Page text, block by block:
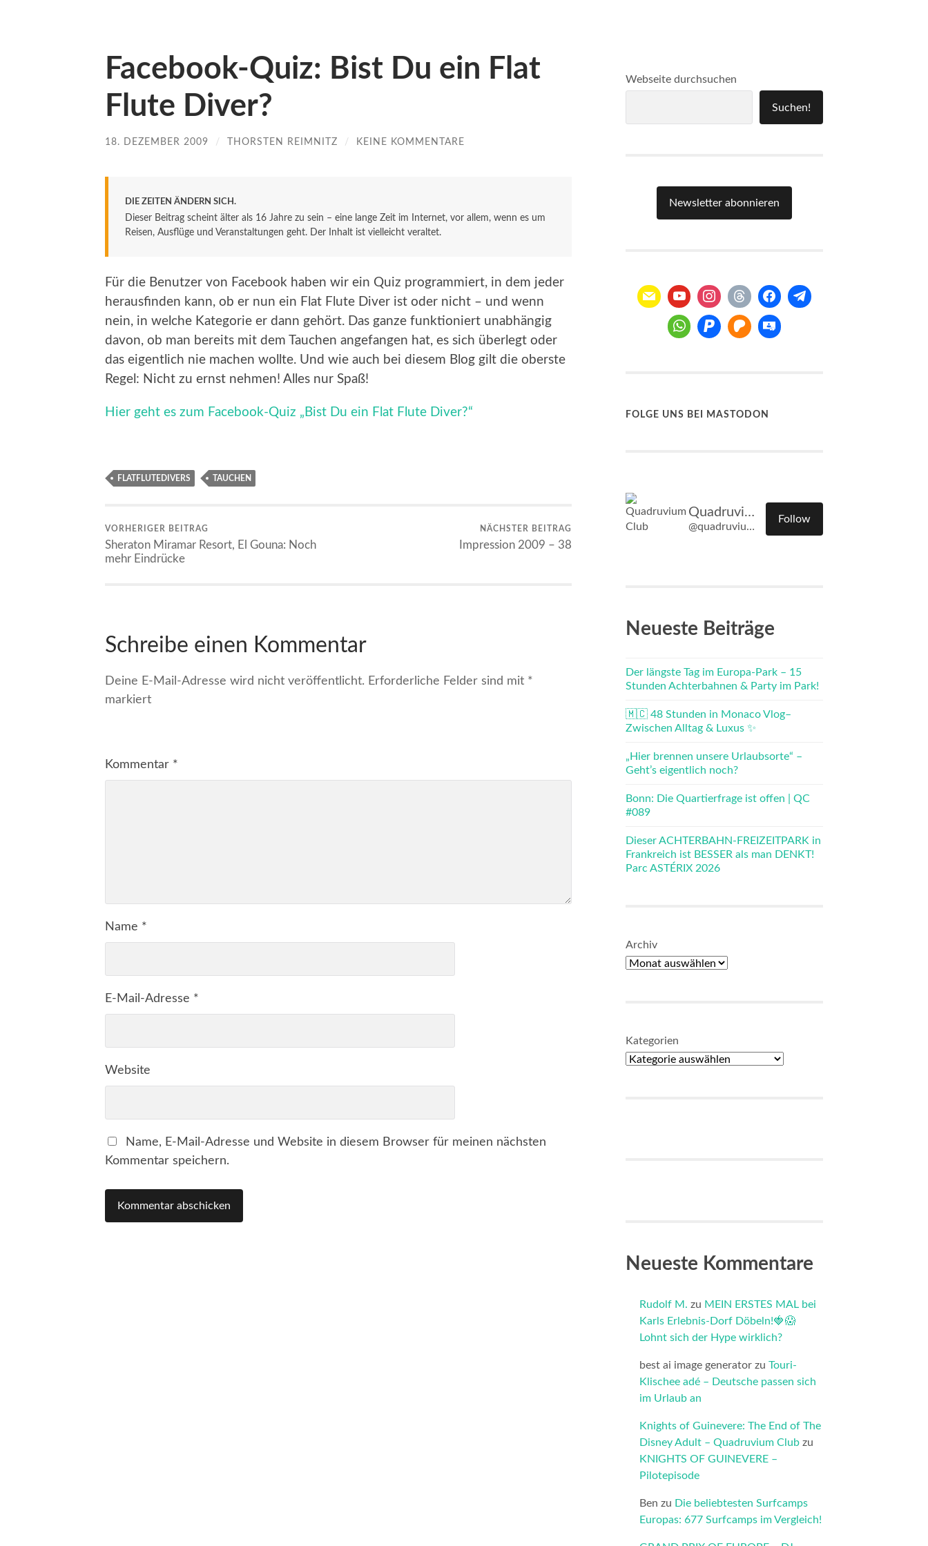
Facebook-Quiz: Bist Du ein Flat
Flute Diver?
18. DEZEMBER 2009 / THORSTEN REIMNITZ / KEINE KOMMENTARE
DIE ZEITEN ÄNDERN SICH.
Dieser Beitrag scheint älter als 16 Jahre zu sein – eine lange Zeit im Internet, vor allem, wenn es um
Reisen, Ausflüge und Veranstaltungen geht. Der Inhalt ist vielleicht veraltet.
Für die Benutzer von Facebook haben wir ein Quiz programmiert, in dem jeder
herausfinden kann, ob er nun ein Flat Flute Diver ist oder nicht – und wenn
nein, in welche Kategorie er dann gehört. Das ganze funktioniert unabhängig
davon, ob man bereits mit dem Tauchen angefangen hat, es sich überlegt oder
das eigentlich nie machen wollte. Und wie auch bei diesem Blog gilt die oberste
Regel: Nicht zu ernst nehmen! Alles nur Spaß!
Hier geht es zum Facebook-Quiz „Bist Du ein Flat Flute Diver?“
FLATFLUTEDIVERS TAUCHEN
VORHERIGER BEITRAG
Sheraton Miramar Resort, El Gouna: Noch
mehr Eindrücke
NÄCHSTER BEITRAG
Impression 2009 – 38
Schreibe einen Kommentar
Deine E-Mail-Adresse wird nicht veröffentlicht. Erforderliche Felder sind mit *
markiert
Kommentar *
Name *
E-Mail-Adresse *
Website
Name, E-Mail-Adresse und Website in diesem Browser für meinen nächsten
Kommentar speichern.
Webseite durchsuchen
Suchen!
Newsletter abonnieren
FOLGE UNS BEI MASTODON
Quadruvium Club
@quadruvium.club@quadruvium.club
Follow
Neueste Beiträge
Der längste Tag im Europa-Park – 15
Stunden Achterbahnen & Party im Park!
🇲🇨 48 Stunden in Monaco Vlog–
Zwischen Alltag & Luxus ✨
„Hier brennen unsere Urlaubsorte“ –
Geht’s eigentlich noch?
Bonn: Die Quartierfrage ist offen | QC
#089
Dieser ACHTERBAHN-FREIZEITPARK in
Frankreich ist BESSER als man DENKT!
Parc ASTÉRIX 2026
Archiv
Kategorien
Neueste Kommentare
Rudolf M. zu MEIN ERSTES MAL bei
Karls Erlebnis-Dorf Döbeln!🍓😱
Lohnt sich der Hype wirklich?
best ai image generator zu Touri-
Klischee adé – Deutsche passen sich
im Urlaub an
Knights of Guinevere: The End of The
Disney Adult – Quadruvium Club zu
KNIGHTS OF GUINEVERE –
Pilotepisode
Ben zu Die beliebtesten Surfcamps
Europas: 677 Surfcamps im Vergleich!